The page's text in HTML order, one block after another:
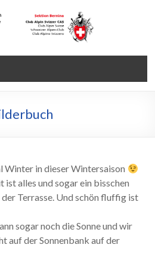
Winter in dieser Wintersaison
ist alles und sogar ein bisschen
Terrasse. Und schön fluffig ist
sogar noch die Sonne und wir
auf der Sonnenbank auf der